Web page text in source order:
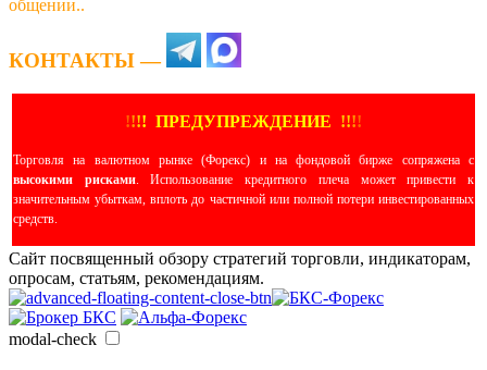
общении..
КОНТАКТЫ —
!!!! ПРЕДУПРЕЖДЕНИЕ !!!!
Торговля на валютном рынке (Форекс) и на фондовой бирже сопряжена с
высокими рисками. Использование кредитного плеча может привести к
значительным убыткам, вплоть до частичной или полной потери инвестированных
средств.
Сайт посвященный обзору стратегий торговли, индикаторам,
опросам, статьям, рекомендациям.
modal-check